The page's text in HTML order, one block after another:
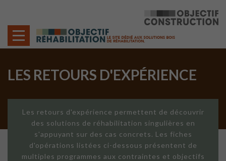
LES RETOURS D'EXPÉRIENCE
Les retours d'expérience permettent de découvrir
des solutions de réhabilitation singulières en
s'appuyant sur des cas concrets. Les fiches
d'opérations listées ci-dessous présentent de
multiples programmes aux contraintes et objectifs